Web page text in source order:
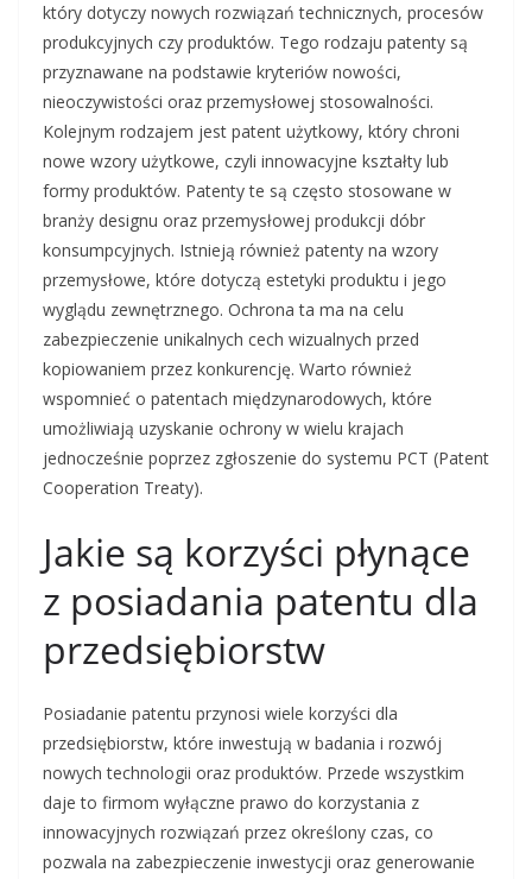
który dotyczy nowych rozwiązań technicznych, procesów
produkcyjnych czy produktów. Tego rodzaju patenty są
przyznawane na podstawie kryteriów nowości,
nieoczywistości oraz przemysłowej stosowalności.
Kolejnym rodzajem jest patent użytkowy, który chroni
nowe wzory użytkowe, czyli innowacyjne kształty lub
formy produktów. Patenty te są często stosowane w
branży designu oraz przemysłowej produkcji dóbr
konsumpcyjnych. Istnieją również patenty na wzory
przemysłowe, które dotyczą estetyki produktu i jego
wyglądu zewnętrznego. Ochrona ta ma na celu
zabezpieczenie unikalnych cech wizualnych przed
kopiowaniem przez konkurencję. Warto również
wspomnieć o patentach międzynarodowych, które
umożliwiają uzyskanie ochrony w wielu krajach
jednocześnie poprzez zgłoszenie do systemu PCT (Patent
Cooperation Treaty).
Jakie są korzyści płynące
z posiadania patentu dla
przedsiębiorstw
Posiadanie patentu przynosi wiele korzyści dla
przedsiębiorstw, które inwestują w badania i rozwój
nowych technologii oraz produktów. Przede wszystkim
daje to firmom wyłączne prawo do korzystania z
innowacyjnych rozwiązań przez określony czas, co
pozwala na zabezpieczenie inwestycji oraz generowanie